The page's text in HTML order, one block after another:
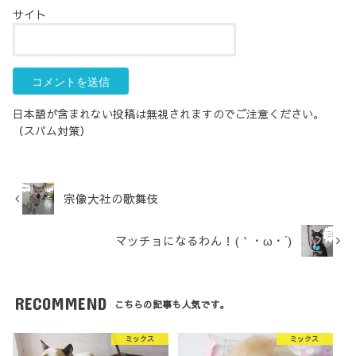
サイト
日本語が含まれない投稿は無視されますのでご注意ください。
（スパム対策）
宗像大社の歌舞伎
マッチョになるわん！(｀・ω・´)
RECOMMEND こちらの記事も人気です。
ミックス ミックス